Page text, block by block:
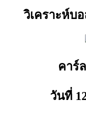
วิเคราะห์บ
คาร์
วันที่